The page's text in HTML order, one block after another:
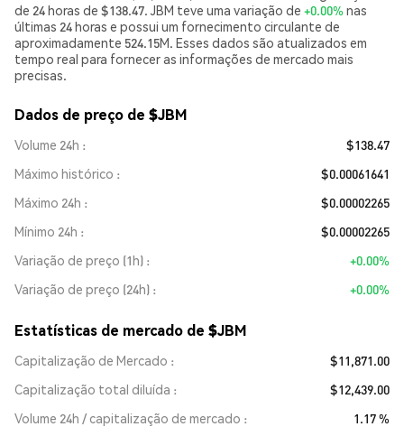
de 24 horas de $138.47. JBM teve uma variação de +0.00% nas
últimas 24 horas e possui um fornecimento circulante de
aproximadamente 524.15M. Esses dados são atualizados em
tempo real para fornecer as informações de mercado mais
precisas.
Dados de preço de $JBM
Volume 24h
$138.47
Máximo histórico
$0.00061641
Máximo 24h
$0.00002265
Mínimo 24h
$0.00002265
Variação de preço (1h)
+0.00%
Variação de preço (24h)
+0.00%
Estatísticas de mercado de $JBM
Capitalização de Mercado
$11,871.00
Capitalização total diluída
$12,439.00
Volume 24h / capitalização de mercado
1.17 %